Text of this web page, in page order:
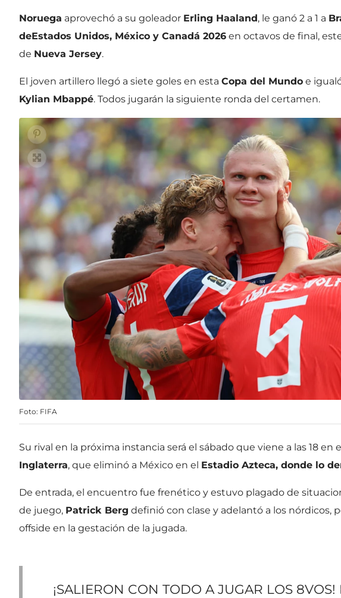
Noruega aprovechó a su goleador Erling Haaland, le ganó 2 a 1 a
deEstados Unidos, México y Canadá 2026 en octavos de final,
de Nueva Jersey.
El joven artillero llegó a siete goles en esta Copa del Mundo e
Kylian Mbappé. Todos jugarán la siguiente ronda del certamen.
Foto: FIFA
Su rival en la próxima instancia será el sábado que viene a las 18 en
Inglaterra, que eliminó a México en el Estadio Azteca, donde lo
De entrada, el encuentro fue frenético y estuvo plagado de
de juego, Patrick Berg definió con clase y adelantó a los nórdicos,
offside en la gestación de la jugada.
¡SALIERON CON TODO A JUGAR LOS